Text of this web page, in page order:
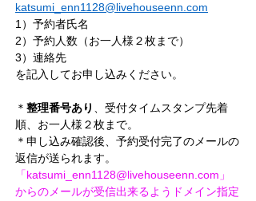
katsumi_enn1128@livehouseenn.com
1）予約者氏名
2）予約人数（お一人様２枚まで）
3）連絡先
を記入してお申し込みください。
＊ 整理番号あり
、受付タイムスタンプ先着
順、お一人様２枚まで。
＊申し込み確認後、予約受付完了のメールの
返信が送られます。
「katsumi_enn1128@livehouseenn.com 」
からのメールが受信出来るようドメイン指定